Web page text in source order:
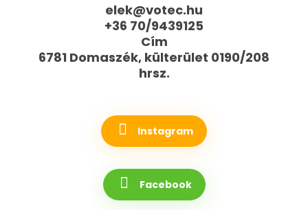
elek@votec.hu
+36 70/9439125
Cím
6781 Domaszék, külterület 0190/208
hrsz.
Instagram
Facebook